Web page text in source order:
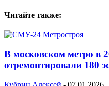
Читайте также:
В московском метро в
отремонтировали 180